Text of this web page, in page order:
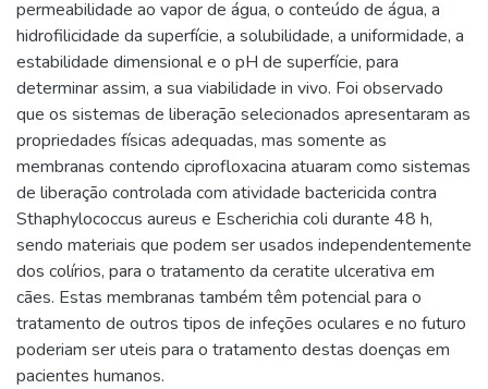
permeabilidade ao vapor de água, o conteúdo de água, a
hidrofilicidade da superfície, a solubilidade, a uniformidade, a
estabilidade dimensional e o pH de superfície, para
determinar assim, a sua viabilidade in vivo. Foi observado
que os sistemas de liberação selecionados apresentaram as
propriedades físicas adequadas, mas somente as
membranas contendo ciprofloxacina atuaram como sistemas
de liberação controlada com atividade bactericida contra
Sthaphylococcus aureus e Escherichia coli durante 48 h,
sendo materiais que podem ser usados independentemente
dos colírios, para o tratamento da ceratite ulcerativa em
cães. Estas membranas também têm potencial para o
tratamento de outros tipos de infeções oculares e no futuro
poderiam ser uteis para o tratamento destas doenças em
pacientes humanos.